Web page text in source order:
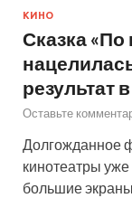
КИНО
Сказка
результат
Оставьте
Долгожданное
кинотеатры уже
большие